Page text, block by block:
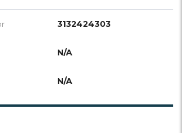
3132424303
N/A
N/A